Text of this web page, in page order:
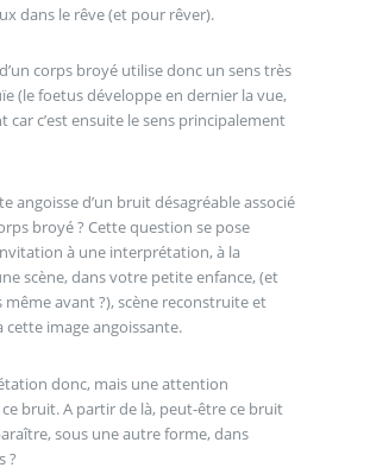
dans le rêve (et pour rêver).
corps broyé utilise donc un sens très
(le foetus développe en dernier la vue,
car c’est ensuite le sens principalement
angoisse d’un bruit désagréable associé
broyé ? Cette question se pose
à une interprétation, à la
scène, dans votre petite enfance, (et
avant ?), scène reconstruite et
cette image angoissante.
donc, mais une attention
bruit. A partir de là, peut-être ce bruit
sous une autre forme, dans
?